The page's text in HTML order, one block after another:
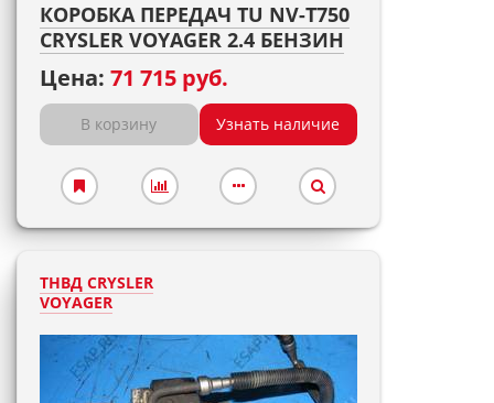
КОРОБКА ПЕРЕДАЧ TU NV-T750
CRYSLER VOYAGER 2.4 БЕНЗИН
Цена: 71 715 руб.
В корзину Узнать наличие
ТНВД CRYSLER
VOYAGER